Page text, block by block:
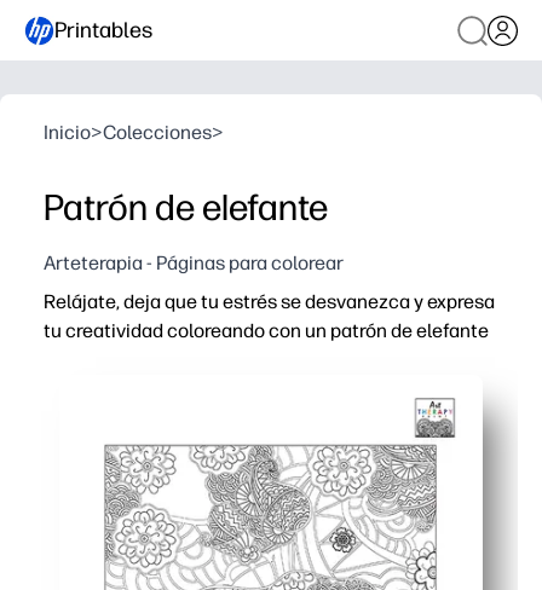
Printables
Inicio>Colecciones>
Patrón de elefante
Arteterapia - Páginas para colorear
Relájate, deja que tu estrés se desvanezca y expresa
tu creatividad coloreando con un patrón de elefante
El intrincado patrón de elefantes te ayuda a
Desarrollas el control de la motricidad fina y la
Puede usarlo en casa, en clase o mientras viaja: una